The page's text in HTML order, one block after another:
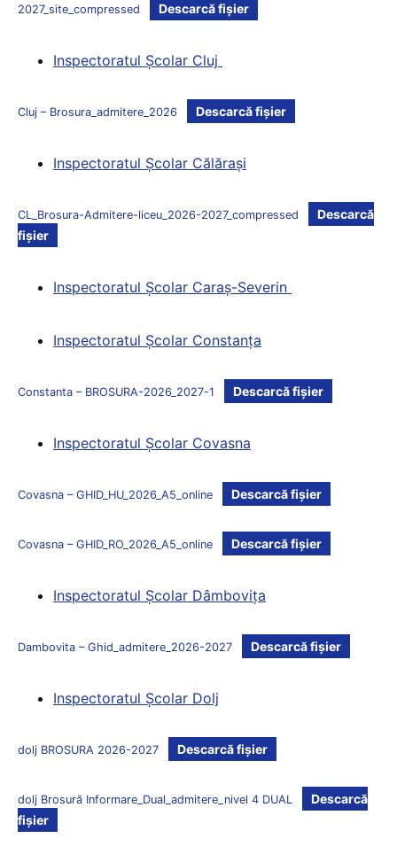
2027_site_compressed Descarcă fișier
Inspectoratul Şcolar Cluj
Cluj – Brosura_admitere_2026 Descarcă fișier
Inspectoratul Şcolar Călăraşi
CL_Brosura-Admitere-liceu_2026-2027_compressed
Descarcă
fișier
Inspectoratul Şcolar Caraş-Severin
Inspectoratul Şcolar Constanţa
Constanta – BROSURA-2026_2027-1 Descarcă fișier
Inspectoratul Şcolar Covasna
Covasna – GHID_HU_2026_A5_online Descarcă fișier
Covasna – GHID_RO_2026_A5_online Descarcă fișier
Inspectoratul Şcolar Dâmboviţa
Dambovita – Ghid_admitere_2026-2027 Descarcă fișier
Inspectoratul Şcolar Dolj
dolj BROSURA 2026-2027 Descarcă fișier
dolj Brosură Informare_Dual_admitere_nivel 4 DUAL
Descarcă
fișier